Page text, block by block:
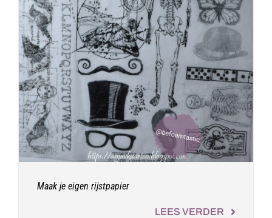
Maak je eigen rijstpapier
LEES VERDER